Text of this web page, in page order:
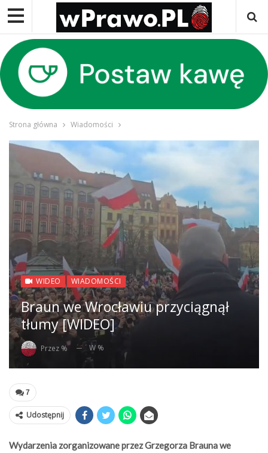
Strona główna Wiadomości
WIDEO WIADOMOŚCI
Braun we Wrocławiu przyciągnął
tłumy [WIDEO]
Przez % W %
7
Udostępnij
Wydarzenia zorganizowane przez Grzegorza Brauna we